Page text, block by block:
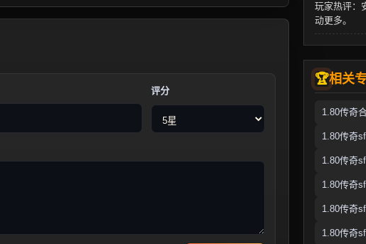
评分
玩家热评：
动更多。
相关
1.80传奇
1.80传奇
1.80传奇
1.80传奇
1.80传奇
1.80传奇